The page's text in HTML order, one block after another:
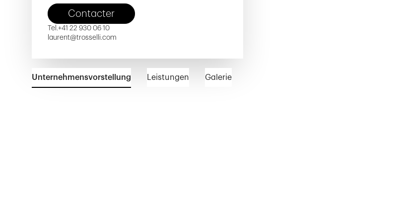
Contacter
Tel.+41 22 930 06 10
laurent@trosselli.com
Unternehmensvorstellung Leistungen Galerie